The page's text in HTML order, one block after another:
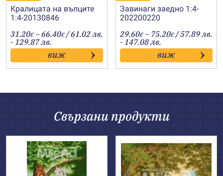
Кралицата на вълците
1:4-20130846
31.20€ –66.40€Price
range:
31.20€
through
66.40€
/ 61.02 лв.
- 129.87 лв.
виж
Завинаги заедно 1:4-
202200220
29.60€ – 75.20€Price
range:
29.60€
through
75.20€
/ 57.89 лв.
- 147.08 лв.
виж
Свързани продукти